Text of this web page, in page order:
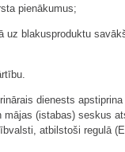
pienākumus;
uz blakusproduktu
dienests
mājas (istabas) seskus
atbilstoši regulā